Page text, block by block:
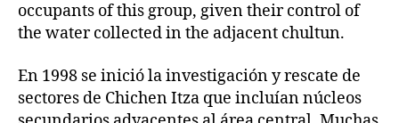
occupants of this group, given their control of
the water collected in the adjacent chultun.
En 1998 se inició la investigación y rescate de
sectores de Chichen Itza que incluían núcleos